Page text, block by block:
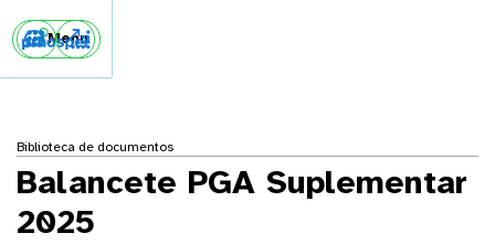
Menu
 
Biblioteca de documentos
Balancete PGA Suplementar
2025